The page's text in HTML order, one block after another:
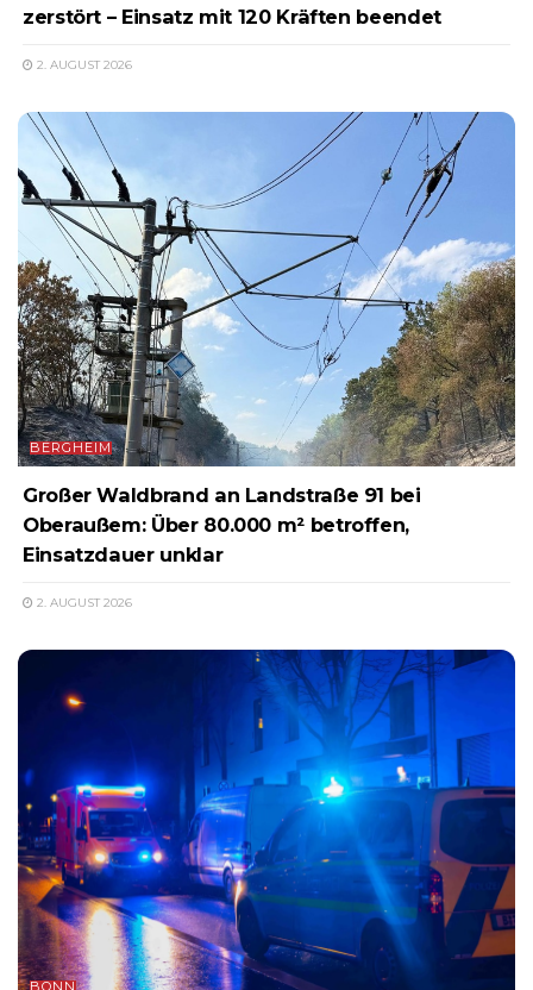
zerstört – Einsatz mit 120 Kräften beendet
2. AUGUST 2026
BERGHEIM
Großer Waldbrand an Landstraße 91 bei
Oberaußem: Über 80.000 m² betroffen,
Einsatzdauer unklar
2. AUGUST 2026